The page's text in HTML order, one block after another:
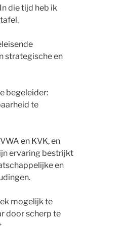
die tijd heb ik
strategische en
begeleider:
te
en KVK, en
ervaring bestrijkt
en
mogelijk te
door scherp te